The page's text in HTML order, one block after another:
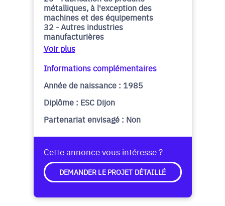
métalliques, à l'exception des
machines et des équipements
32 - Autres industries
manufacturières
Voir plus
Informations complémentaires
Année de naissance : 1985
Diplôme : ESC Dijon
Partenariat envisagé : Non
Cette annonce vous intéresse ?
DEMANDER LE PROJET DÉTAILLÉ